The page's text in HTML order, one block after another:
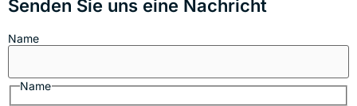
Senden Sie uns eine Nachricht
Name
Name